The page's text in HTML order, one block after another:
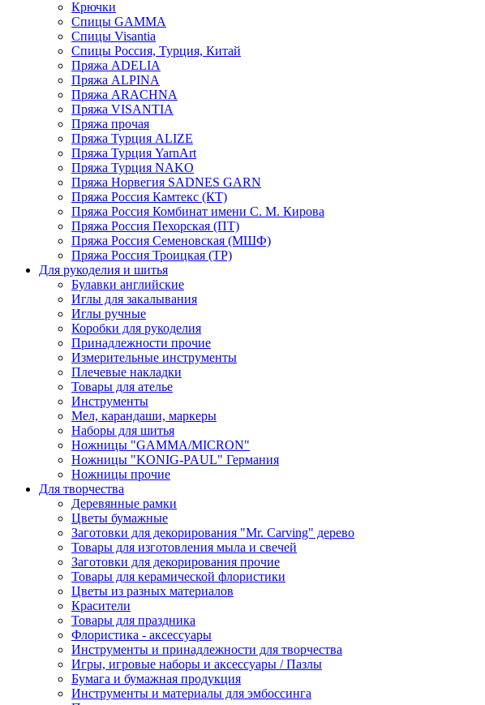
Крючки
Спицы GAMMA
Спицы Visantia
Спицы Россия, Турция, Китай
Пряжа ADELIA
Пряжа ALPINA
Пряжа ARACHNA
Пряжа VISANTIA
Пряжа прочая
Пряжа Турция ALIZE
Пряжа Турция YarnArt
Пряжа Турция NAKO
Пряжа Норвегия SADNES GARN
Пряжа Россия Камтекс (КТ)
Пряжа Россия Комбинат имени С. М. Кирова
Пряжа Россия Пехорская (ПТ)
Пряжа Россия Семеновская (МШФ)
Пряжа Россия Троицкая (ТР)
Для рукоделия и шитья
Булавки английские
Иглы для закалывания
Иглы ручные
Коробки для рукоделия
Принадлежности прочие
Измерительные инструменты
Плечевые накладки
Товары для ателье
Инструменты
Мел, карандаши, маркеры
Наборы для шитья
Ножницы "GAMMA/MICRON"
Ножницы "KONIG-PAUL" Германия
Ножницы прочие
Для творчества
Деревянные рамки
Цветы бумажные
Заготовки для декорирования "Mr. Carving" дерево
Товары для изготовления мыла и свечей
Заготовки для декорирования прочие
Товары для керамической флористики
Цветы из разных материалов
Красители
Товары для праздника
Флористика - аксессуары
Инструменты и принадлежности для творчества
Игры, игровые наборы и аксессуары / Пазлы
Бумага и бумажная продукция
Инструменты и материалы для эмбоссинга